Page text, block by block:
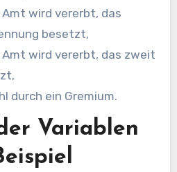
wird vererbt, das
besetzt,
Amt wird vererbt, das zweit
durch ein Gremium.
Variablen